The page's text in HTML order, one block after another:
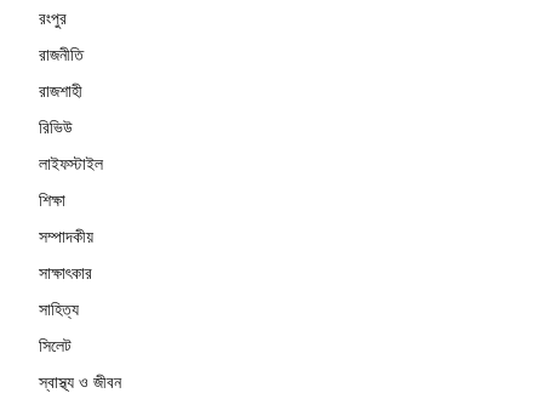
রংপুর
রাজনীতি
রাজশাহী
রিভিউ
লাইফস্টাইল
শিক্ষা
সম্পাদকীয়
সাক্ষাৎকার
সাহিত্য
সিলেট
স্বাস্থ্য ও জীবন